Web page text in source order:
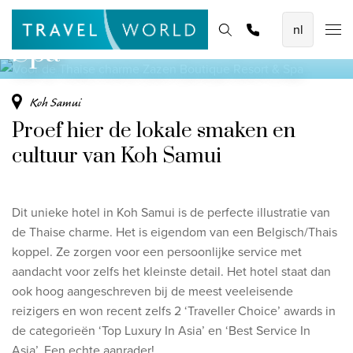
De mooiste vliegvakanties
Baoase Luxury Resort Curaçao
Lux* Grand Baie Resort Mauritius
Constance Halaveli Maldives
Bekijk alle vliegvakanties
8-daagse Emiraten Ontdekkingsreis
Fly & Drive - Kleuren van Yucatan
Ontdekking Sri Lanka
Bekijk alle rondreizen
Homepage Bestemmingen Thema's Promoties
Offerte aanvragen
Zazen Boutique Resort &
Spa
Koh Samui
Proef hier de lokale smaken en
cultuur van Koh Samui
Dit unieke hotel in Koh Samui is de perfecte illustratie van
de Thaise charme. Het is eigendom van een Belgisch/Thais
koppel. Ze zorgen voor een persoonlijke service met
aandacht voor zelfs het kleinste detail. Het hotel staat dan
ook hoog aangeschreven bij de meest veeleisende
reizigers en won recent zelfs 2 ‘Traveller Choice’ awards in
de categorieën ‘Top Luxury In Asia’ en ‘Best Service In